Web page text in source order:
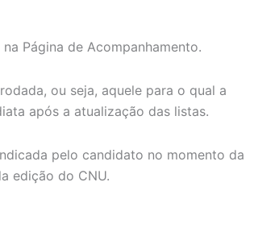
Página de Acompanhamento.
ou seja, aquele para o qual a
após a atualização das listas.
pelo candidato no momento da
edição do CNU.